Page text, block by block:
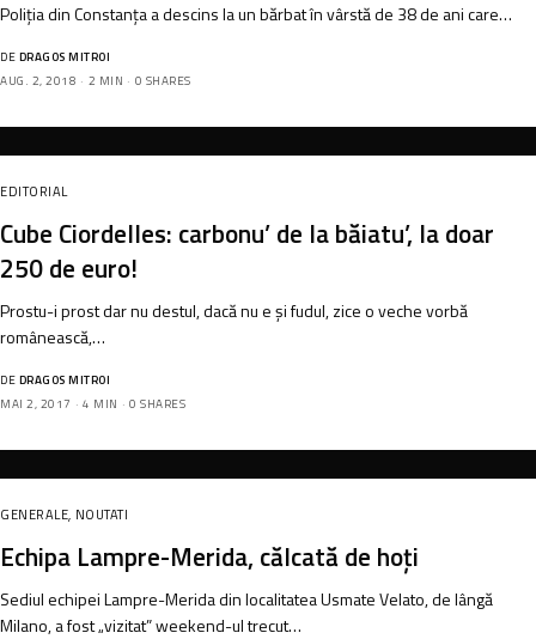
Poliția din Constanța a descins la un bărbat în vârstă de 38 de ani care…
DE DRAGOS MITROI
AUG. 2, 2018
2 MIN 0 SHARES
EDITORIAL
Cube Ciordelles: carbonu’ de la băiatu’, la doar
250 de euro!
Prostu-i prost dar nu destul, dacă nu e și fudul, zice o veche vorbă
românească,…
DE DRAGOS MITROI
MAI 2, 2017
4 MIN 0 SHARES
GENERALE, NOUTATI
Echipa Lampre-Merida, călcată de hoți
Sediul echipei Lampre-Merida din localitatea Usmate Velato, de lângă
Milano, a fost „vizitat” weekend-ul trecut…